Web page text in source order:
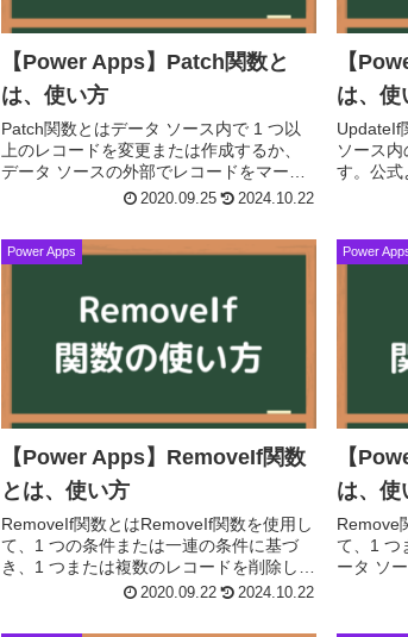
【Power Apps】Patch関数と
は、使い方
Patch関数とはデータ ソース内で 1 つ以
上のレコードを変更または作成するか、
データ ソースの外部でレコードをマージ
します。公式より引用構文データソース
合第二引...
2020.09.25 2024.10.22
【
は、使
UpdateIf
ソース
す。公式
ース, 条
Power Apps
【Power Apps】RemoveIf関数
とは、使い方
RemoveIf関数とはRemoveIf関数を使用し
て、1 つの条件または一連の条件に基づ
き、1 つまたは複数のレコードを削除しま
す。公式より引用構文RemoveIf( データ
2020.09.22 2024.10.22
Power
【
は、使
Remove
て、1 つ
ータ ソ
用構文